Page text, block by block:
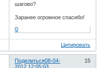
шагово?
Заранее огромное спасибо!
0
Цитировать
Поделиться 15
08-04-
2012 12:05:03